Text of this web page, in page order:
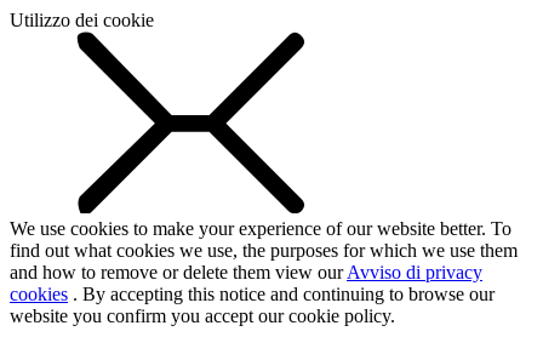
Utilizzo dei cookie
We use cookies to make your experience of our website better. To
find out what cookies we use, the purposes for which we use them
and how to remove or delete them view ourAvviso di privacy
cookies . By accepting this notice and continuing to browse our
website you confirm you accept our cookie policy.